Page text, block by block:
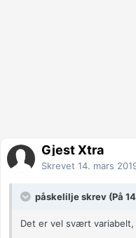
Gjest Xtra
Skrevet 14. mars
påskelilje skrev (På
Det er vel svært variabelt,